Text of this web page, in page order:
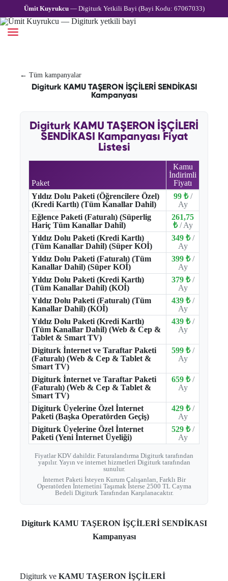
Ümit Kuyrukcu— Digiturk Yetkili Bayi (Bayi Kodu: 67067033)
← Tüm kampanyalar
Digiturk KAMU TAŞERON İŞÇİLERİ SENDİKASI
Kampanyası
Digiturk KAMU TAŞERON İŞÇİLERİ
SENDİKASI Kampanyası Fiyat
Listesi
Paket
Kamu
İndirimli
Fiyatı
Yıldız Dolu Paketi (Öğrencilere Özel)
(Kredi Kartlı) (Tüm Kanallar Dahil)
99 ₺ /
Ay
Eğlence Paketi (Faturalı) (Süperlig
Hariç Tüm Kanallar Dahil)
261,75
₺ / Ay
Yıldız Dolu Paketi (Kredi Kartlı)
(Tüm Kanallar Dahil) (Süper KOİ)
349 ₺ /
Ay
Yıldız Dolu Paketi (Faturalı) (Tüm
Kanallar Dahil) (Süper KOİ)
399 ₺ /
Ay
Yıldız Dolu Paketi (Kredi Kartlı)
(Tüm Kanallar Dahil) (KOİ)
379 ₺ /
Ay
Yıldız Dolu Paketi (Faturalı) (Tüm
Kanallar Dahil) (KOİ)
439 ₺ /
Ay
Yıldız Dolu Paketi (Kredi Kartlı)
(Tüm Kanallar Dahil) (Web & Cep &
Tablet & Smart TV)
439 ₺ /
Ay
Digiturk İnternet ve Taraftar Paketi
(Faturalı) (Web & Cep & Tablet &
Smart TV)
599 ₺ /
Ay
Digiturk İnternet ve Taraftar Paketi
(Faturalı) (Web & Cep & Tablet &
Smart TV)
659 ₺ /
Ay
Digiturk Üyelerine Özel İnternet
Paketi (Başka Operatörden Geçiş)
429 ₺ /
Ay
Digiturk Üyelerine Özel İnternet
Paketi (Yeni İnternet Üyeliği)
529 ₺ /
Ay
Fiyatlar KDV dahildir. Faturalandırma Digiturk tarafından
yapılır. Yayın ve internet hizmetleri Digiturk tarafından
sunulur.
İnternet Paketi İsteyen Kurum Çalışanları, Farklı Bir
Operatörden İnternetini Taşımak İsterse 2500 TL Cayma
Bedeli Digiturk Tarafından Karşılanacaktır.
Digiturk KAMU TAŞERON İŞÇİLERİ SENDİKASI
Kampanyası
Digiturk ve KAMU TAŞERON İŞÇİLERİ